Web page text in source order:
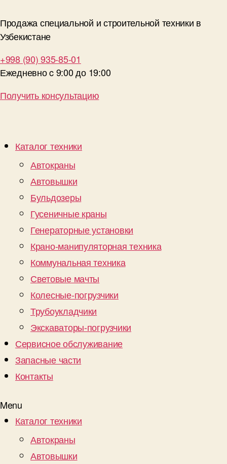
Продажа специальной и строительной техники в
Узбекистане
+998 (90) 935-85-01
Ежедневно c 9:00 до 19:00
Получить консультацию
Каталог техники
Автокраны
Автовышки
Бульдозеры
Гусеничные краны
Генераторные установки
Крано-манипуляторная техника
Коммунальная техника
Световые мачты
Колесные-погрузчики
Трубоукладчики
Экскаваторы-погрузчики
Сервисное обслуживание
Запасные части
Контакты
Menu
Каталог техники
Автокраны
Автовышки